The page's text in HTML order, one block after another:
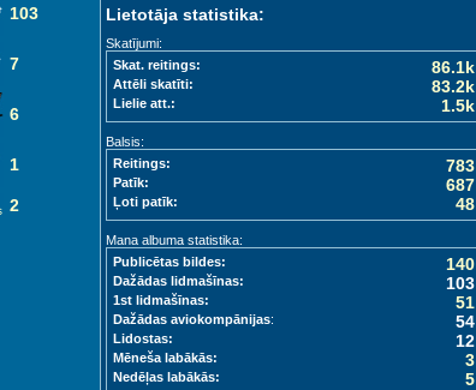
103
7
6
1
2
Lietotāja statistika:
Skatījumi:
Skat. reitings:
86.1k
Attēli skatīti: 83.2k
Lielie att.: 1.5k
Balsis:
Reitings:
783
Patīk: 687
Ļoti patīk: 48
Mana albuma statistika:
Publicētas bildes:
140
Dažādas lidmašīnas: 103
1st lidmašīnas: 51
Dažādas aviokompānijas: 54
Lidostas: 12
Mēneša labākās: 3
Nedēļas labākās: 5